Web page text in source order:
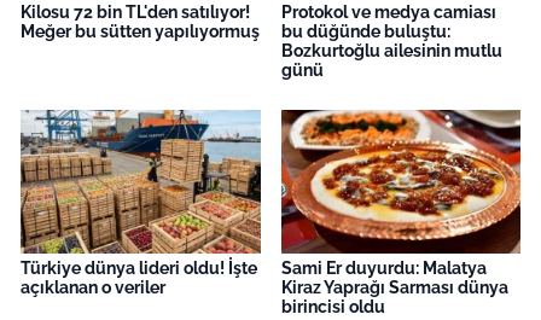
Kilosu 72 bin TL'den satılıyor!
Meğer bu sütten yapılıyormuş
Protokol ve medya camiası
bu düğünde buluştu:
Bozkurtoğlu ailesinin mutlu
günü
Türkiye dünya lideri oldu! İşte
açıklanan o veriler
Sami Er duyurdu: Malatya
Kiraz Yaprağı Sarması dünya
birincisi oldu